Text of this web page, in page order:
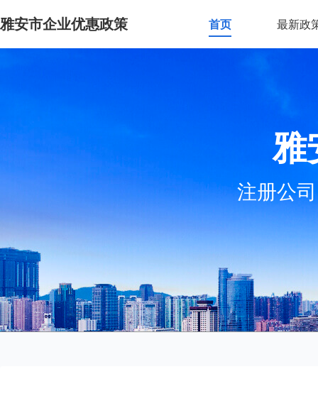
雅安市企业优惠政策 首页 最新政
雅
注册公